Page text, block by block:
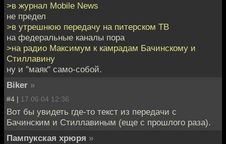
>в журнал Mobile News
не предел
>в утрешнюю передачу на питерском ТВ
на федеральные каналы пора
>на радио Максимум к камрадам Бачинскому и
Стиллавину
ну и "маяк" само-собой.
Biker »
#4 | 17.06.04 12:36
Вот бы увидеть где-то текст из передачи с
Бачинским и Стиллавиным (еще с прошлого раза).
Пампукская хрюря »